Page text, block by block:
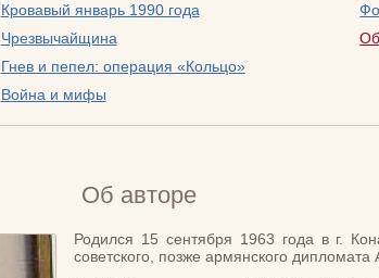
Кровавый январь 1990 года
Чрезвычайщина
Гнев и пепел: операция «Кольцо»
Война и мифы
Об авторе
Родился 15 сентября 1963 года в г.
советского, позже армянского